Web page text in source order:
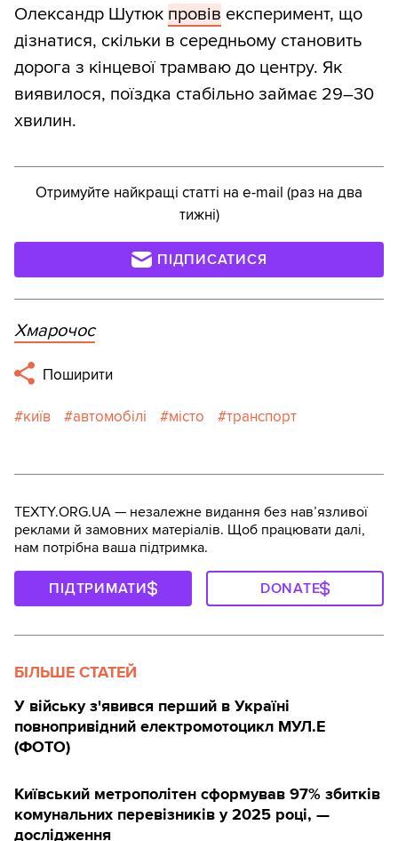
Олександр Шутюк провів експеримент, що
дізнатися, скільки в середньому становить
дорога з кінцевої трамваю до центру. Як
виявилося, поїздка стабільно займає 29–30
хвилин.
Отримуйте найкращі статті на e-mail (раз на два
тижні)
ПІДПИСАТИСЯ
Хмарочос
Поширити
київ автомобілі місто транспорт
TEXTY.ORG.UA — незалежне видання без навʼязливої
реклами й замовних матеріалів. Щоб працювати далі,
нам потрібна ваша підтримка.
ПІДТРИМАТИ DONATE
БІЛЬШЕ СТАТЕЙ
У війську з'явився перший в Україні
повнопривідний електромотоцикл МУЛ.Е
(ФОТО)
Київський метрополітен сформував 97% збитків
комунальних перевізників у 2025 році, —
дослідження